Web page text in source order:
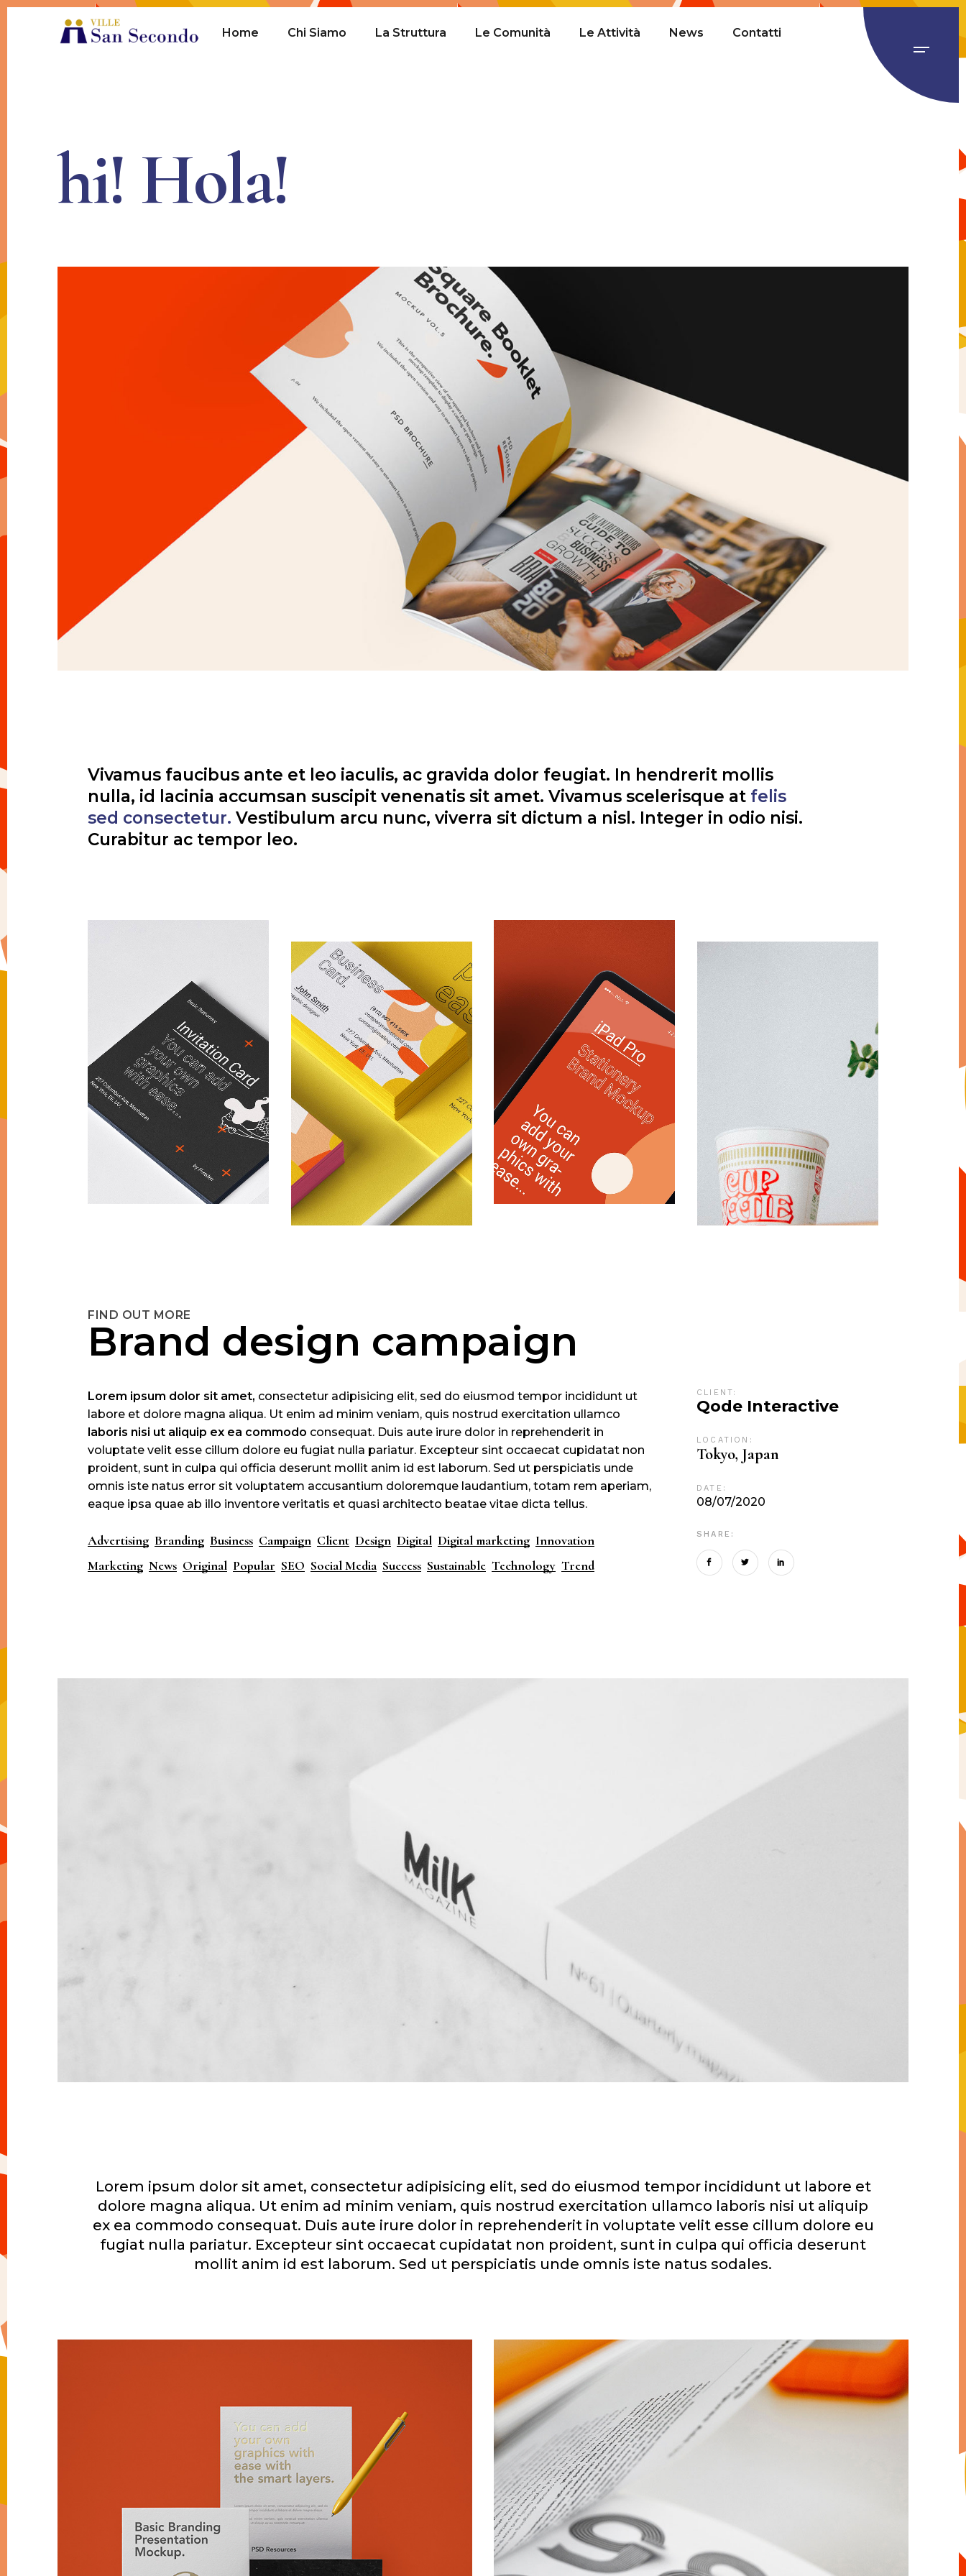
Home Chi Siamo La Struttura Le Comunità Le Attività News Contatti
hi! Hola!
Vivamus faucibus ante et leo iaculis, ac gravida dolor feugiat. In hendrerit mollis
nulla, id lacinia accumsan suscipit venenatis sit amet. Vivamus scelerisque at felis
sed consectetur. Vestibulum arcu nunc, viverra sit dictum a nisl. Integer in odio nisi.
Curabitur ac tempor leo.
FIND OUT MORE
Brand design campaign
Lorem ipsum dolor sit amet, consectetur adipisicing elit, sed do eiusmod tempor incididunt ut
labore et dolore magna aliqua. Ut enim ad minim veniam, quis nostrud exercitation ullamco
laboris nisi ut aliquip ex ea commodo consequat. Duis aute irure dolor in reprehenderit in
voluptate velit esse cillum dolore eu fugiat nulla pariatur. Excepteur sint occaecat cupidatat non
proident, sunt in culpa qui officia deserunt mollit anim id est laborum. Sed ut perspiciatis unde
omnis iste natus error sit voluptatem accusantium doloremque laudantium, totam rem aperiam,
eaque ipsa quae ab illo inventore veritatis et quasi architecto beatae vitae dicta tellus.
Advertising Branding Business Campaign Client Design Digital Digital marketing Innovation
Marketing News Original Popular SEO Social Media Success Sustainable Technology Trend
CLIENT:
Qode Interactive
LOCATION:
Tokyo, Japan
DATE:
08/07/2020
SHARE:
Lorem ipsum dolor sit amet, consectetur adipisicing elit, sed do eiusmod tempor incididunt ut labore et
dolore magna aliqua. Ut enim ad minim veniam, quis nostrud exercitation ullamco laboris nisi ut aliquip
ex ea commodo consequat. Duis aute irure dolor in reprehenderit in voluptate velit esse cillum dolore eu
fugiat nulla pariatur. Excepteur sint occaecat cupidatat non proident, sunt in culpa qui officia deserunt
mollit anim id est laborum. Sed ut perspiciatis unde omnis iste natus sodales.